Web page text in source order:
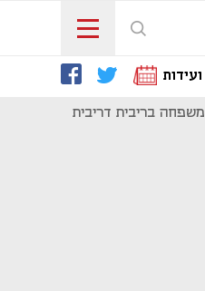
ועידות
משפחה בריבית דריבית